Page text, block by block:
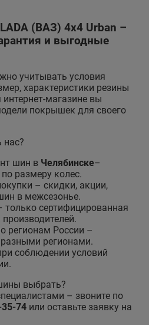
(ВАЗ) 4x4 Urban –
и выгодные
учитывать условия
характеристики резины
магазине вы
покрышек для своего
нас?
шин в Челябинске–
размеру колес.
– скидки, акции,
в межсезонье.
только сертифицированная
регионам России –
регионами.
соблюдении условий
выбрать?
– звоните по
74 или оставьте заявку на